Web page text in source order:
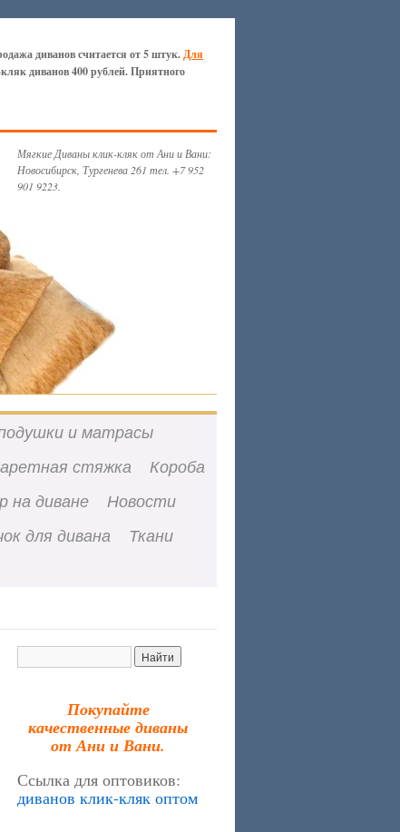
диванов считается от 5 штук.Для
диванов 400 рублей. Приятного
Мягкие Диваны клик-кляк от Ани и Вани:
Новосибирск, Тургенева 261 тел. +7 952
901 9223.
и матрасы
стяжка
Короба
на диване
Новости
для дивана
Ткани
Покупайте
качественные диваны
от Ани и Вани.
Ссылка для оптовиков:
диванов клик-кляк оптом